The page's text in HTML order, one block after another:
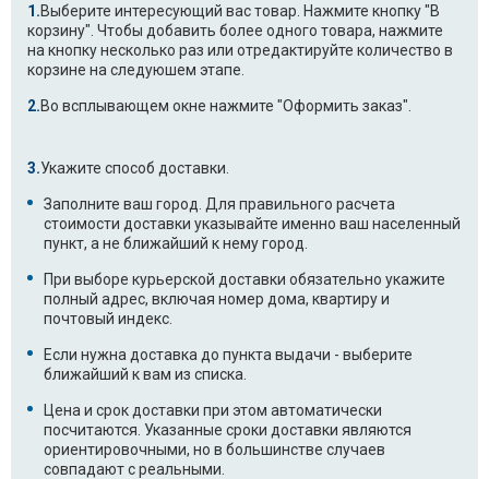
Выберите интересующий вас товар. Нажмите кнопку "В
корзину". Чтобы добавить более одного товара, нажмите
на кнопку несколько раз или отредактируйте количество в
корзине на следуюшем этапе.
Во всплывающем окне нажмите "Оформить заказ".
Укажите способ доставки.
Заполните ваш город. Для правильного расчета
стоимости доставки указывайте именно ваш населенный
пункт, а не ближайший к нему город.
При выборе курьерской доставки обязательно укажите
полный адрес, включая номер дома, квартиру и
почтовый индекс.
Если нужна доставка до пункта выдачи - выберите
ближайший к вам из списка.
Цена и срок доставки при этом автоматически
посчитаются. Указанные сроки доставки являются
ориентировочными, но в большинстве случаев
совпадают с реальными.